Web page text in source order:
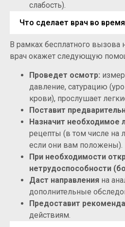
слабость).
Что сделает врач во
В рамках бесплатного вызова
врач окажет следующую
Проведет осмотр:
давление, сатурацию
крови), прослушает
Поставит
Назначит необходимое
рецепты (в том числе на
если они вам положены).
При необходимости
нетрудоспособности
Даст направления на
дополнительные
Предоставит
действиям.